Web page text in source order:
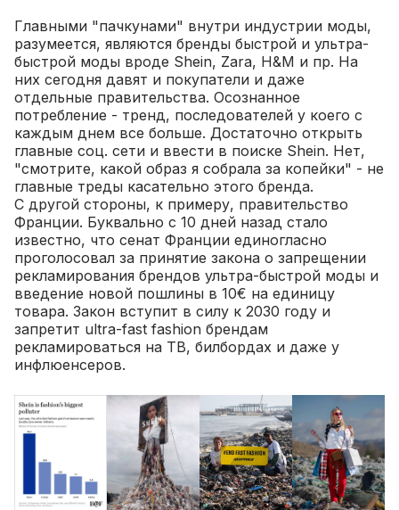
Главными "пачкунами" внутри индустрии моды,
разумеется, являются бренды быстрой и ультра-
быстрой моды вроде Shein, Zara, H&M и пр. На
них сегодня давят и покупатели и даже
отдельные правительства. Осознанное
потребление - тренд, последователей у коего с
каждым днем все больше. Достаточно открыть
главные соц. сети и ввести в поиске Shein. Нет,
"смотрите, какой образ я собрала за копейки" - не
главные треды касательно этого бренда.
С другой стороны, к примеру, правительство
Франции. Буквально с 10 дней назад стало
известно, что сенат Франции единогласно
проголосовал за принятие закона о запрещении
рекламирования брендов ультра-быстрой моды и
введение новой пошлины в 10€ на единицу
товара. Закон вступит в силу к 2030 году и
запретит ultra-fast fashion брендам
рекламироваться на ТВ, билбордах и даже у
инфлюенсеров.